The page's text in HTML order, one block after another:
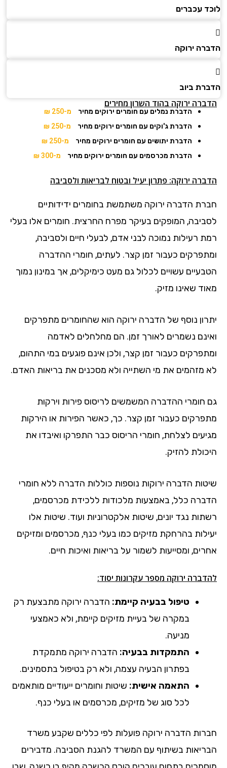
לוכד עכברים
הדברה ירוקה
הדברת ביוב
הדברה ירוקה בהוד השרון מחירים
הדברת נמלים עם חומרים ירוקים מחיר
מ-250 ₪
הדברת ג'וקים עם חומרים ירוקים מחיר
מ-250 ₪
הדברת יתושים עם חומרים ירוקים מחיר
מ-250 ₪
הדברת מכרסמים עם חומרים ירוקים מחיר
מ-300 ₪
הדברה ירוקה: פתרון יעיל ובטוח לבריאות ולסביבה
חברת הדברה ירוקה משתמשת בחומרים ידידותיים
לסביבה, המופקים בעיקר מפרח החרצית. חומרים אלו בעלי
רמת רעילות נמוכה לבני אדם, לבעלי חיים ולסביבה,
ומתפרקים כעבור זמן קצר. לעתים, חומרי ההדברה
הטבעיים עשויים לכלול גם מעט כימיקלים, אך במינון נמוך
מאוד שאינו מזיק.
יתרון נוסף של הדברה ירוקה הוא שהחומרים מתפרקים
ואינם נשמרים לאורך זמן. הם מחלחלים לאדמה
ומתפרקים כעבור זמן קצר, ולכן אינם פוגעים במי התהום,
לא מזהמים את מי השתייה ולא מסכנים את בריאות האדם.
גם חומרי ההדברה המשמשים לריסוס פירות וירקות
מתפרקים כעבור זמן קצר. כך, כאשר הפירות או הירקות
מגיעים לצלחת, חומרי הריסוס כבר התפרקו ואיבדו את
היכולת להזיק.
שיטות הדברה ירוקות נוספות כוללות הדברה ללא חומרי
הדברה כלל, באמצעות מלכודות ללכידת מכרסמים,
רשתות נגד יונים, שיטות אלקטרוניות ועוד. שיטות אלו
יעילות בהרחקת מזיקים כמו בעלי כנף, מכרסמים ומזיקים
אחרים, ומסייעות לשמור על בריאות ואיכות חיים.
להדברה ירוקה מספר עקרונות יסוד:
טיפול בבעיה קיימת: הדברה ירוקה מתבצעת רק
במקרה של בעיית מזיקים קיימת, ולא כאמצעי
מניעה.
התמקדות בבעיה: הדברה ירוקה מתמקדת
בפתרון הבעיה עצמה, ולא רק בטיפול בתסמינים.
התאמה אישית: שיטות וחומרים ייעודיים מותאמים
לכל סוג של מזיקים, מכרסמים או בעלי כנף.
חברות הדברה ירוקה פועלות לפי כללים שקבע משרד
הבריאות בשיתוף עם המשרד להגנת הסביבה. מדבירים